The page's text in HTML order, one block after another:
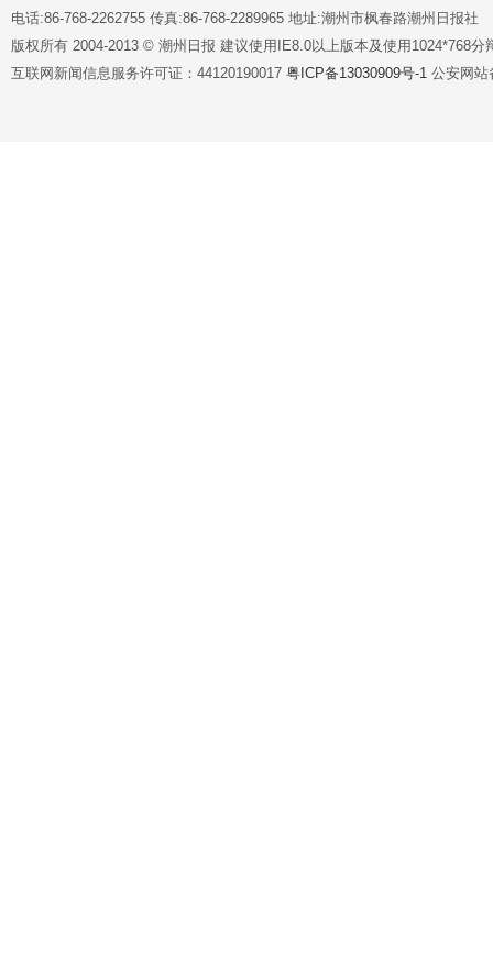
电话:86-768-2262755 传真:86-768-2289965 地址:潮州市枫春路潮州日报社
版权所有 2004-2013 © 潮州日报 建议使用IE8.0以上版本及使用1024*768分
互联网新闻信息服务许可证：44120190017 粤ICP备13030909号-1 公安网站